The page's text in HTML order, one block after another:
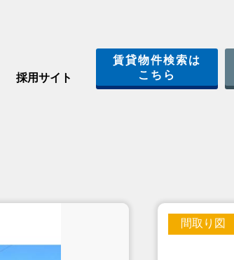
採用サイト
賃貸物件検索は
こちら
間取り図